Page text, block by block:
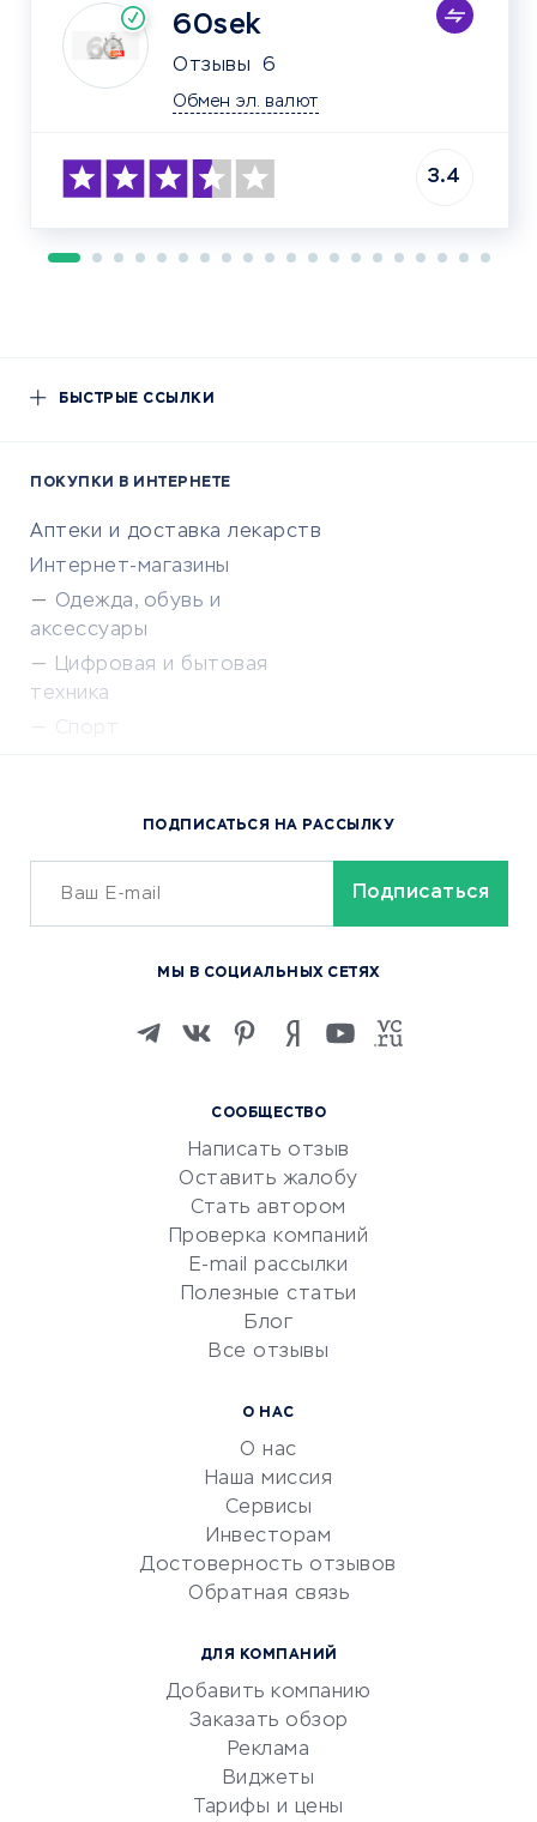
60sek
Отзывы 6
Обмен эл. валют
3.4
БЫСТРЫЕ ССЫЛКИ
ПОКУПКИ В ИНТЕРНЕТЕ
Аптеки и доставка лекарств
Интернет-магазины
Одежда, обувь и
аксессуары
Цифровая и бытовая
техника
Спорт
Сервисы доставки
ОБУЧЕНИЕ И РАБОТА
Изучение иностранных
Маркетинг и продажи
Репетиторство
Красота и здоровье
Сервисы по поиску работы
Сетевой маркетинг
УСЛУГИ ДЛЯ БИЗНЕСА
документооборот
Юридические компании
Бухгалтерия онлайн
СООБЩЕСТВО
Написать отзыв
Оставить жалобу
Стать автором
Проверка компаний
E-mail рассылки
Полезные статьи
Блог
Все отзывы
О НАС
О нас
Наша миссия
Сервисы
Инвесторам
Достоверность отзывов
Обратная связь
ДЛЯ КОМПАНИЙ
Добавить компанию
Заказать обзор
Реклама
Виджеты
Тарифы и цены
ПОДПИСАТЬСЯ НА РАССЫЛКУ
МЫ В СОЦИАЛЬНЫХ СЕТЯХ